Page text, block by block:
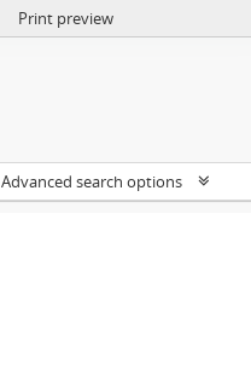
Print preview
Advanced search options